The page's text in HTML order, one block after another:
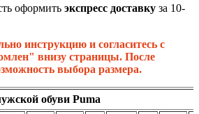
оформить экспресс доставку за 10-
инструкцию и согласитесь с
внизу страницы. После
выбора размера.
обуви Puma